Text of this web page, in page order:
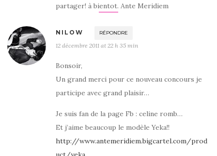
partager! à bientot. Ante Meridiem
NILOW RÉPONDRE
12 décembre 2011 at 22 h 35 min
Bonsoir,
Un grand merci pour ce nouveau concours je
participe avec grand plaisir…
Je suis fan de la page Fb : celine romb…
Et j’aime beaucoup le modèle Yeka!!
http://www.antemeridiem.bigcartel.com/prod